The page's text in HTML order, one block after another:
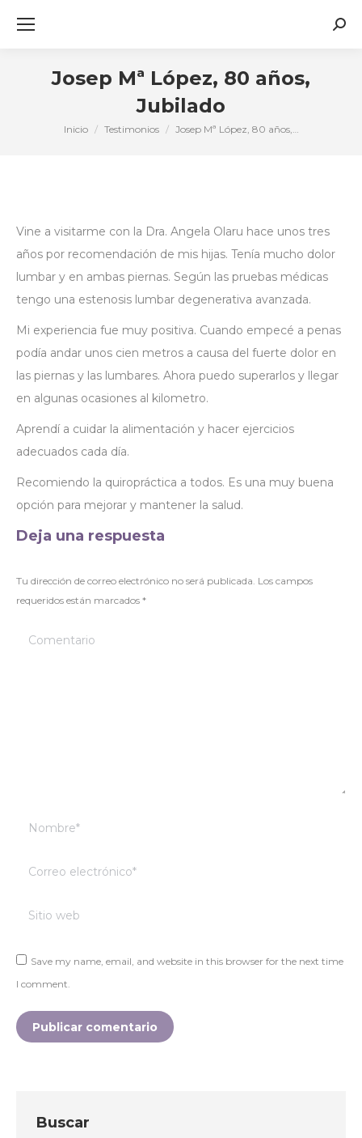
Josep Mª López, 80 años,
Jubilado
Estás aquí:
Inicio Testimonios Josep Mª López, 80 años,…
Vine a visitarme con la Dra. Angela Olaru hace unos tres
años por recomendación de mis hijas. Tenía mucho dolor
lumbar y en ambas piernas. Según las pruebas médicas
tengo una estenosis lumbar degenerativa avanzada.
Mi experiencia fue muy positiva. Cuando empecé a penas
podía andar unos cien metros a causa del fuerte dolor en
las piernas y las lumbares. Ahora puedo superarlos y llegar
en algunas ocasiones al kilometro.
Aprendí a cuidar la alimentación y hacer ejercicios
adecuados cada día.
Recomiendo la quiropráctica a todos. Es una muy buena
opción para mejorar y mantener la salud.
Deja una respuesta
Tu dirección de correo electrónico no será publicada. Los campos
requeridos están marcados *
Comentario
Nombre *
Correo electrónico *
Sitio web
Save my name, email, and website in this browser for the next time
I comment.
Publicar comentario
Buscar